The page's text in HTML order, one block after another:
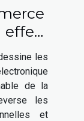
effet
pour
les
de la
les
et